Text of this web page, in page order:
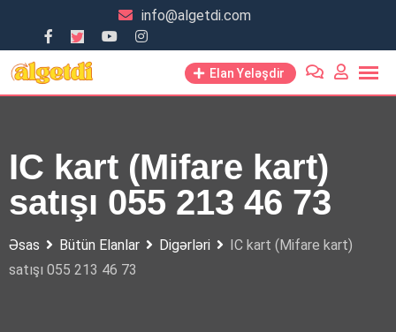
content
info@algetdi.com
Elan Yeləşdir
IC kart (Mifare kart)
satışı 055 213 46 73
Əsas Bütün Elanlar Digərləri
IC kart (Mifare kart)
satışı 055 213 46 73